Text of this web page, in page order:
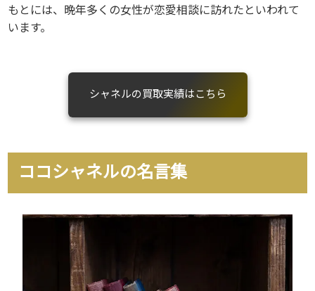
もとには、晩年多くの女性が恋愛相談に訪れたといわれて
います。
シャネルの買取実績はこちら
ココシャネルの名言集